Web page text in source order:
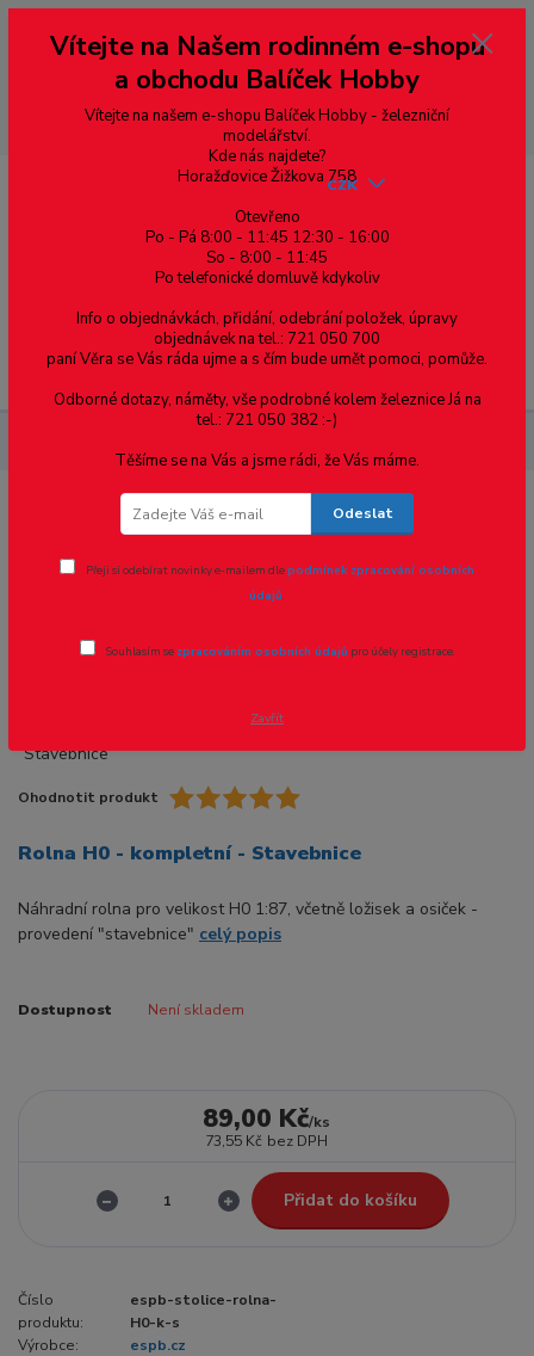
--- pro zákazníky ze Slovenska a jiných zemí, pokud chcete platit v eurech
přepněte si e-shop na euro 💶 pro přepočet měny - pravý horní roh ---
dobírky – pokud si z nějakého důvodu zásilku nevyzvednete, bude po
domluvě zaslána znovu s opětovnou platbou za poštovné, v opačném
případě bude zrušena a účet přidán na blacklist a rušeny následující
objednávky.
Menu
CZK
Rolna H0 - kompletní - Stavebnice
Ohodnotit produkt
Rolna H0 - kompletní - Stavebnice
Náhradní rolna pro velikost H0 1:87, včetně ložisek a osiček -
provedení "stavebnice" celý popis
Dostupnost Není skladem
89,00 Kč/ks
73,55 Kč bez DPH
Přidat do košíku
Číslo
produktu:
espb-stolice-rolna-
H0-k-s
Výrobce:
espb.cz
Vítejte na Našem rodinném e-shopu
a obchodu Balíček Hobby
Vítejte na našem e-shopu Balíček Hobby - železniční
modelářství.
Kde nás najdete?
Horažďovice Žižkova 758
Otevřeno
Po - Pá 8:00 - 11:45 12:30 - 16:00
So - 8:00 - 11:45
Po telefonické domluvě kdykoliv
Info o objednávkách, přidání, odebrání položek, úpravy
objednávek na tel.: 721 050 700
paní Věra se Vás ráda ujme a s čím bude umět pomoci, pomůže.
Odborné dotazy, náměty, vše podrobné kolem železnice Já na
tel.: 721 050 382 :-)
Těšíme se na Vás a jsme rádi, že Vás máme.
Odeslat
Přeji si odebírat novinky e-mailem dlepodmínek zpracování osobních
údajů.
Souhlasím se zpracováním osobních údajů pro účely registrace.
Zavřít